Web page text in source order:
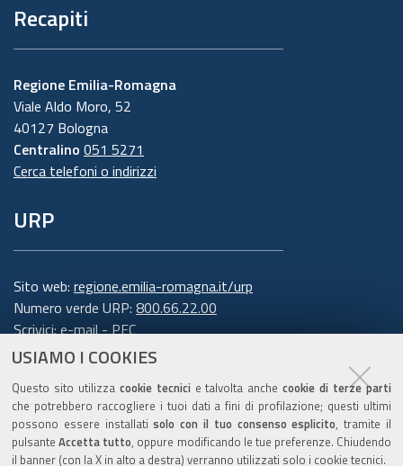
USIAMO I COOKIES
Questo sito utilizza cookie tecnici e talvolta anchecookie di terze parti
che potrebbero raccogliere i tuoi dati a fini di profilazione; questi ultimi
possono essere installatisolo con il tuo consenso esplicito, tramite il
pulsanteAccetta tutto, oppure modificando le tue preferenze. Chiudendo
il banner (con la X in alto a destra) verranno utilizzati solo i cookie tecnici.
Recapiti
Regione Emilia-Romagna
Viale Aldo Moro, 52
40127 Bologna
Centralino 051 5271
Cerca telefoni o indirizzi
URP
Sito web: regione.emilia-romagna.it/urp
Numero verde URP: 800.66.22.00
Scrivici:e-mail-PEC
Trasparenza
Amministrazione trasparente